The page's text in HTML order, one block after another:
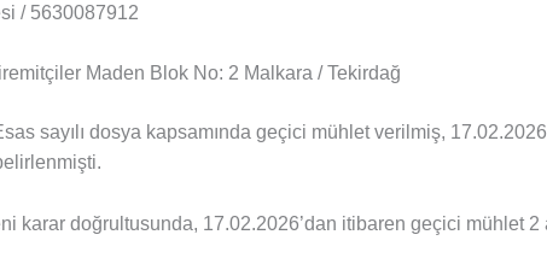
/ 5630087912
Maden Blok No: 2 Malkara / Tekirdağ
sayılı dosya kapsamında geçici mühlet verilmiş,
karar doğrultusunda, 17.02.2026’dan itibaren geçici mühlet 2